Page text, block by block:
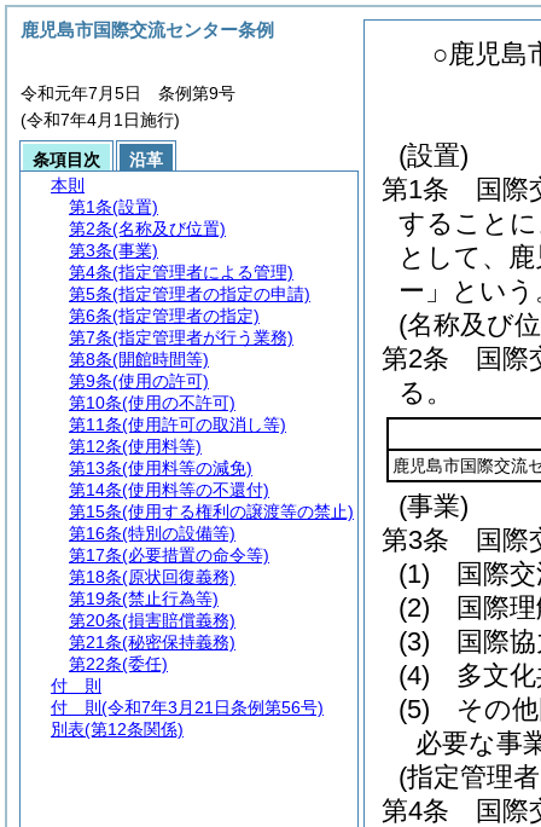
○鹿児島
(設置)
第1条
国際
すること
として、
ー」という
(名称及び
第2条
国際
る。
鹿児島市国際交流
(事業)
第3条
国際
(1)
国際
(2)
国際
(3)
国際
(4)
多文
(5)
その
必要な事
(指定管理
第4条
国際
鹿児島市国際交流センター条例
令和元年7月5日 条例第9号
(令和7年4月1日施行)
条項目次
沿革
本則
第1条(設置)
第2条(名称及び位置)
第3条(事業)
第4条(指定管理者による管理)
第5条(指定管理者の指定の申請)
第6条(指定管理者の指定)
第7条(指定管理者が行う業務)
第8条(開館時間等)
第9条(使用の許可)
第10条(使用の不許可)
第11条(使用許可の取消し等)
第12条(使用料等)
第13条(使用料等の減免)
第14条(使用料等の不還付)
第15条(使用する権利の譲渡等の禁止)
第16条(特別の設備等)
第17条(必要措置の命令等)
第18条(原状回復義務)
第19条(禁止行為等)
第20条(損害賠償義務)
第21条(秘密保持義務)
第22条(委任)
付 則
付 則 (令和7年3月21日条例第56号)
別表(第12条関係)